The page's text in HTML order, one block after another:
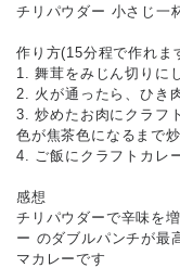
チリパウダー 小さじ一
作り方(15分程で作れま
1. 舞茸をみじん切りに
2. 火が通ったら、ひき
3. 炒めたお肉にクラフ
色が焦茶色になるまで
4. ご飯にクラフトカレ
感想
チリパウダーで辛味を
ー のダブルパンチが最
マカレーです